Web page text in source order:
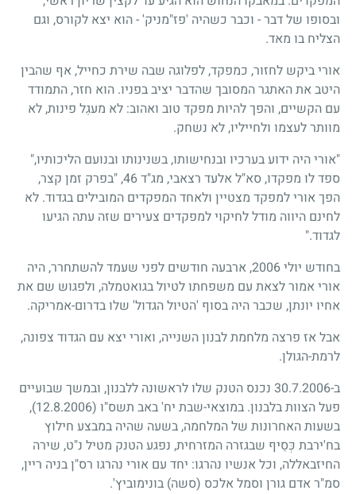
ובסופו של דבר - וכבר כשהיה 'פז"מניק' - הוא יצא לקורס, וגם
הצליח בו מאד.
אורי ביקש לחזור, כמפקד, לפלוגה שבה שירת כחייל, אף שהבין
היטב את האתגר המסובך שהדבר יציב בפניו. הוא חזר, התמודד
עם הקשיים, והפך להיות מפקד טוב ואהוב: לא מעגֵל פינות, לא
מוותר לעצמו ולחייליו, לא נשחק.
"אורי היה ידוע בערכיו ובנחישותו, בשנינותו ובנועם הליכותיו,"
ספד לו מפקדו, סא"ל אלעד רצאבי, מג"ד 46, "בפרק זמן קצר,
הפך אורי למפקד מצטיין ולאחד המפקדים המובילים בגדוד. לא
לחינם היווה מודל לחיקוי למפקדים צעירים שזה עתה הגיעו
לגדוד."
בחודש יולי 2006, ארבעה חודשים לפני שעמד להשתחרר, היה
אורי אמור לצאת עם משפחתו לטיול בגואטמלה, ולפגוש שם את
אחיו יונתן, שכבר היה בסוף 'הטיול הגדול' שלו בדרום-אמריקה.
אבל אז פרצה מלחמת לבנון השנייה, ואורי יצא עם הגדוד צפונה,
לרמת-הגולן.
ב-30.7.2006 נכנס הטנק שלו לראשונה ללבנון, ובמשך שבועיים
פעל הצוות בלבנון. במוצאי-שבת יח' באב תשס"ו (12.8.2006)
,
בשעות האחרונות של המלחמה, בשעה שהיה במבצע חילוץ
בח'ירבת כְּסֵיף שבגזרה המזרחית, נפגע הטנק מטיל נ"ט, שירה
החיזבאללה, וכל אנשיו נהרגו: יחד עם אורי נהרגו רס"ן בניה ריין,
סמ"ר אדם גורן וסמל אלכס (סשה) בונימוביץ'.